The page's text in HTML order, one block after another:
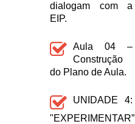
dialogam com a
EIP.
Aula 04 –
Construção
do Plano de Aula.
UNIDADE 4:
"EXPERIMENTAR”